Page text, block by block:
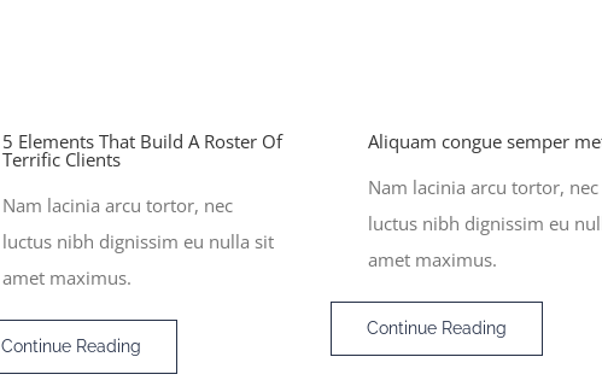
5 Elements That Build A Roster Of
Terrific Clients
Nam lacinia arcu tortor, nec
luctus nibh dignissim eu nulla sit
amet maximus.
Continue Reading
Aliquam congue semper
Nam lacinia arcu tortor, nec
luctus nibh dignissim eu
amet maximus.
Continue Reading